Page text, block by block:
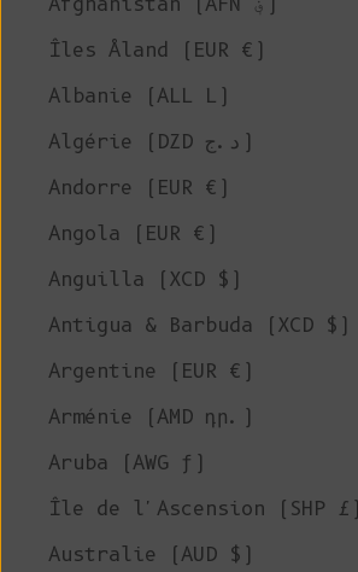
Îles Åland (EUR €)
Albanie (ALL L)
Algérie (DZD د.ج)
Andorre (EUR €)
Angola (EUR €)
Anguilla (XCD $)
Antigua & Barbuda (XCD $)
Argentine (EUR €)
Arménie (AMD դր.)
Aruba (AWG ƒ)
Île de l'Ascension (SHP £)
Australie (AUD $)